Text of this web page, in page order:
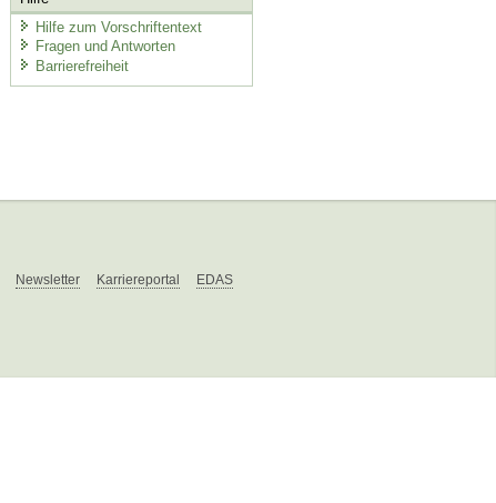
Hilfe zum Vorschriftentext
Fragen und Antworten
Barrierefreiheit
Newsletter Karriereportal EDAS